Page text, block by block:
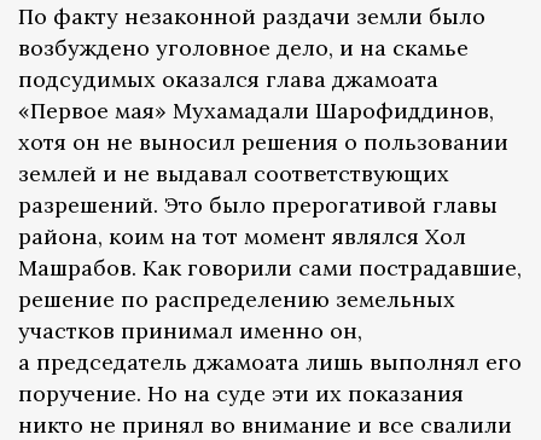
По факту незаконной раздачи земли было
возбуждено уголовное дело, и на скамье
подсудимых оказался глава джамоата
«Первое мая» Мухамадали Шарофиддинов,
хотя он не выносил решения о пользовании
землей и не выдавал соответствующих
разрешений. Это было прерогативой главы
района, коим на тот момент являлся Хол
Машрабов. Как говорили сами пострадавшие,
решение по распределению земельных
участков принимал именно он,
а председатель джамоата лишь выполнял его
поручение. Но на суде эти их показания
никто не принял во внимание и все свалили